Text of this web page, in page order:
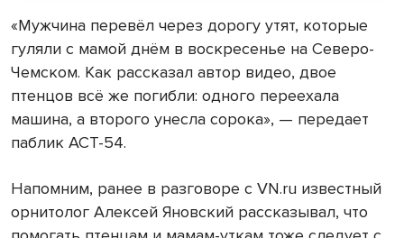
«Мужчина перевёл через дорогу утят, которые
гуляли с мамой днём в воскресенье на Северо-
Чемском. Как рассказал автор видео, двое
птенцов всё же погибли: одного переехала
машина, а второго унесла сорока», — передает
паблик АСТ-54.
Напомним, ранее в разговоре с VN.ru известный
орнитолог Алексей Яновский рассказывал, что